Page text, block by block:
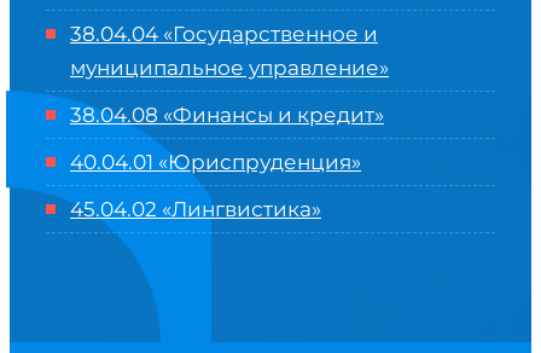
38.04.04 «Государственное и
муниципальное управление»
38.04.08 «Финансы и кредит»
40.04.01 «Юриспруденция»
45.04.02 «Лингвистика»